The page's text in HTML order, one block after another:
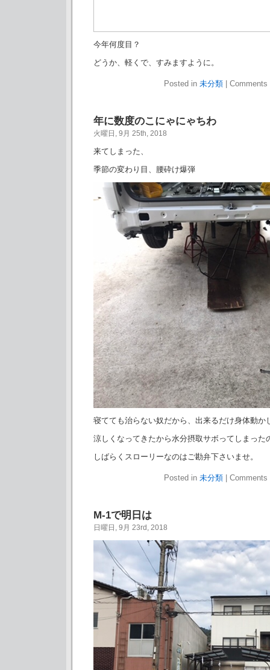
今年何度目？
どうか、軽くで、すみますように。
Posted in 未分類 Comments
年に数度のこにゃにゃちわ
火曜日, 9月 25th, 2018
来てしまった、
季節の変わり目、腰砕け爆弾
寝てても治らない奴だから、出来るだけ身体動か
涼しくなってきたから水分摂取サボってしまった
しばらくスローリーなのはご勘弁下さいませ。
Posted in 未分類 Comments
M-1で明日は
日曜日, 9月 23rd, 2018